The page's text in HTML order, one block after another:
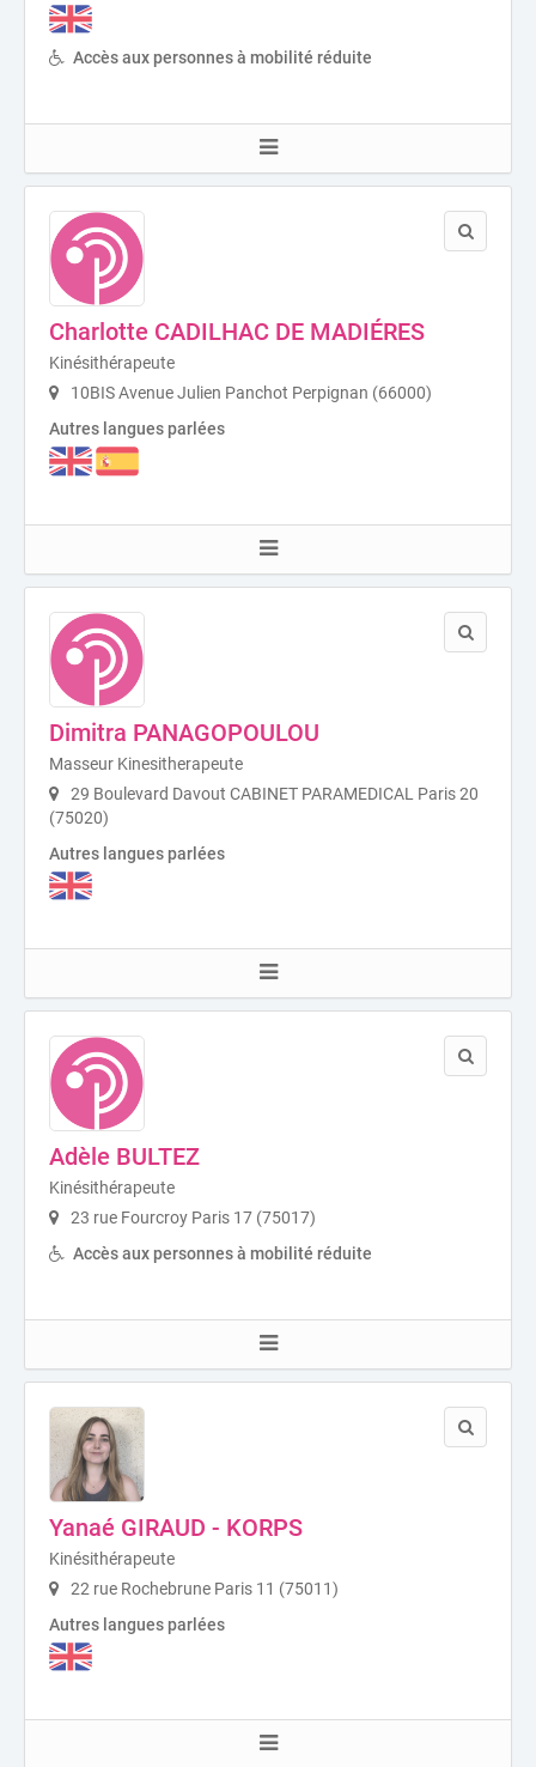
Accès aux personnes à mobilité réduite
Charlotte CADILHAC DE MADIÉRES
Kinésithérapeute
10BIS Avenue Julien Panchot Perpignan (66000)
Autres langues parlées
Dimitra PANAGOPOULOU
Masseur Kinesitherapeute
29 Boulevard Davout CABINET PARAMEDICAL Paris 20
(75020)
Autres langues parlées
Adèle BULTEZ
Kinésithérapeute
23 rue Fourcroy Paris 17 (75017)
Accès aux personnes à mobilité réduite
Yanaé GIRAUD - KORPS
Kinésithérapeute
22 rue Rochebrune Paris 11 (75011)
Autres langues parlées